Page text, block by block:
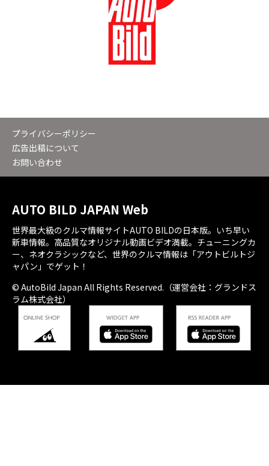
プライバシーポリシー
広告出稿について
お問い合わせ
AUTO BILD JAPAN Web
世界最大級のクルマ情報サイトAUTO BILDの日本版。いち早い
新車情報。高品質なオリジナル動画ビデオ満載。チューニングカ
ー、ネオクラシックなど、世界のクルマ情報は「アウトビルトジ
ャパン」でゲット！
© AutoBild Japan All Rights Reserved.（運営会社：グランドス
ラム株式会社）